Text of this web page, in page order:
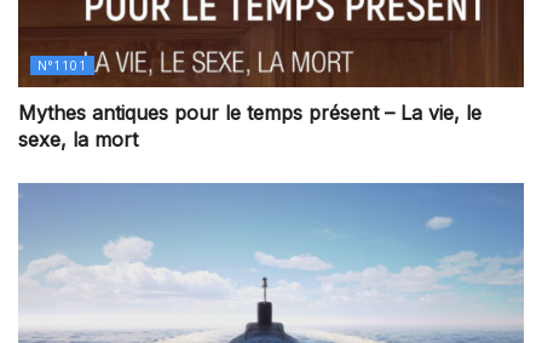
N°1101
Mythes antiques pour le temps présent – La vie, le
sexe, la mort